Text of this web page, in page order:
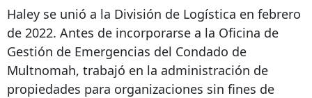
Haley se unió a la División de Logística en febrero
de 2022. Antes de incorporarse a la Oficina de
Gestión de Emergencias del Condado de
Multnomah, trabajó en la administración de
propiedades para organizaciones sin fines de